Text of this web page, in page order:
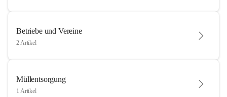
Betriebe und Vereine
2 Artikel
Müllentsorgung
1 Artikel